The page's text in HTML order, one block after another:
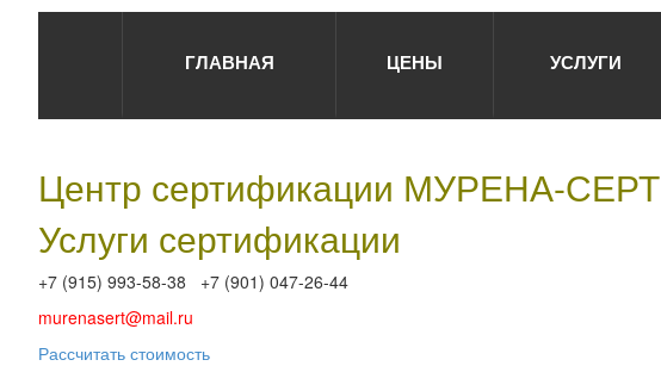
ГЛАВНАЯ ЦЕНЫ УСЛУГИ
Центр сертификации МУРЕНА-СЕРТ
Услуги сертификации
+7 (915) 993-58-38 +7 (901) 047-26-44
murenasert@mail.ru
Рассчитать стоимость